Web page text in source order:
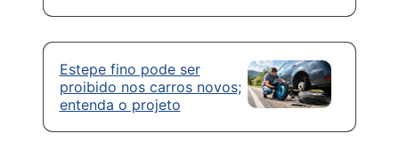
Estepe fino pode ser
proibido nos carros novos;
entenda o projeto